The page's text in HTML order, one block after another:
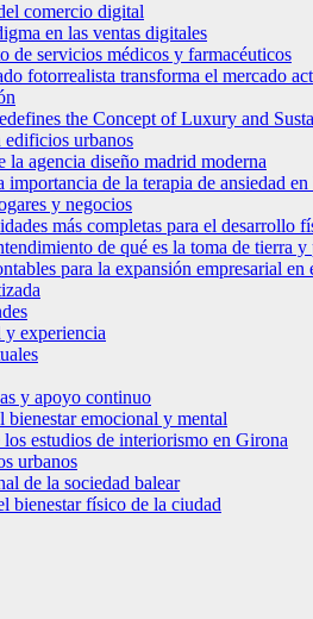
comercio digital
en las ventas digitales
de servicios médicos y farmacéuticos
fotorrealista transforma el mercado
the Concept of Luxury and
edificios urbanos
agencia diseño madrid moderna
de la terapia de ansiedad
y negocios
más completas para el
de qué es la toma de tierra y
para la expansión empresarial en
y experiencia
y apoyo continuo
bienestar emocional y mental
estudios de interiorismo en Girona
urbanos
de la sociedad balear
bienestar físico de la ciudad